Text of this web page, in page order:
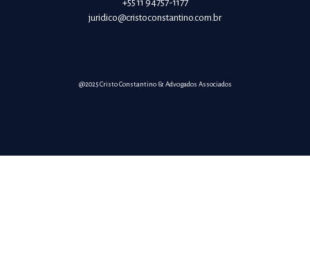
+55 11 94757-1177
juridico@cristoconstantino.com.br
@2025 Cristo Constantino & Advogados Associados